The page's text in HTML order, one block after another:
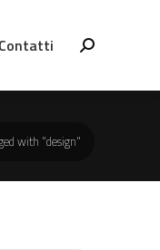
Contatti Cerca
with "design"